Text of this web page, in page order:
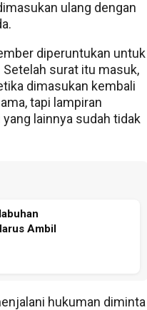
ulang dengan
diperuntukan untuk
surat itu masuk,
dimasukan kembali
tapi lampiran
lainnya sudah tidak
Ambil
hukuman diminta